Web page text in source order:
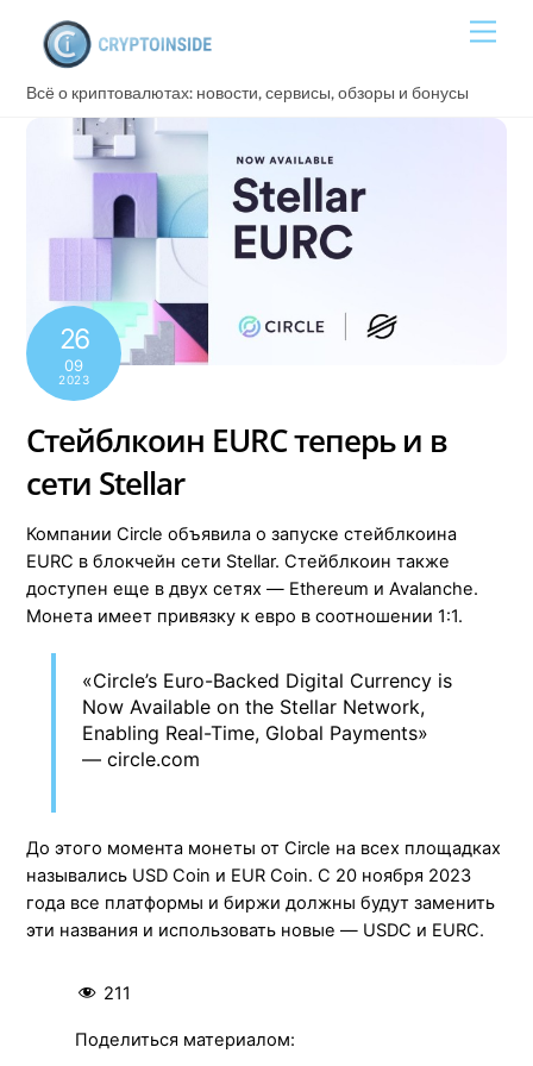
content
Всё о криптовалютах: новости, сервисы, обзоры и бонусы
26
09
2023
Стейблкоин EURC теперь и в
сети Stellar
Компании Circle объявила о запуске стейблкоина
EURC в блокчейн сети Stellar. Стейблкоин также
доступен еще в двух сетях — Ethereum и Avalanche.
Монета имеет привязку к евро в соотношении 1:1.
«Circle’s Euro-Backed Digital Currency is
Now Available on the Stellar Network,
Enabling Real-Time, Global Payments»
— circle.com
До этого момента монеты от Circle на всех площадках
назывались USD Coin и EUR Coin. С 20 ноября 2023
года все платформы и биржи должны будут заменить
эти названия и использовать новые — USDC и EURC.
211
Поделиться материалом: